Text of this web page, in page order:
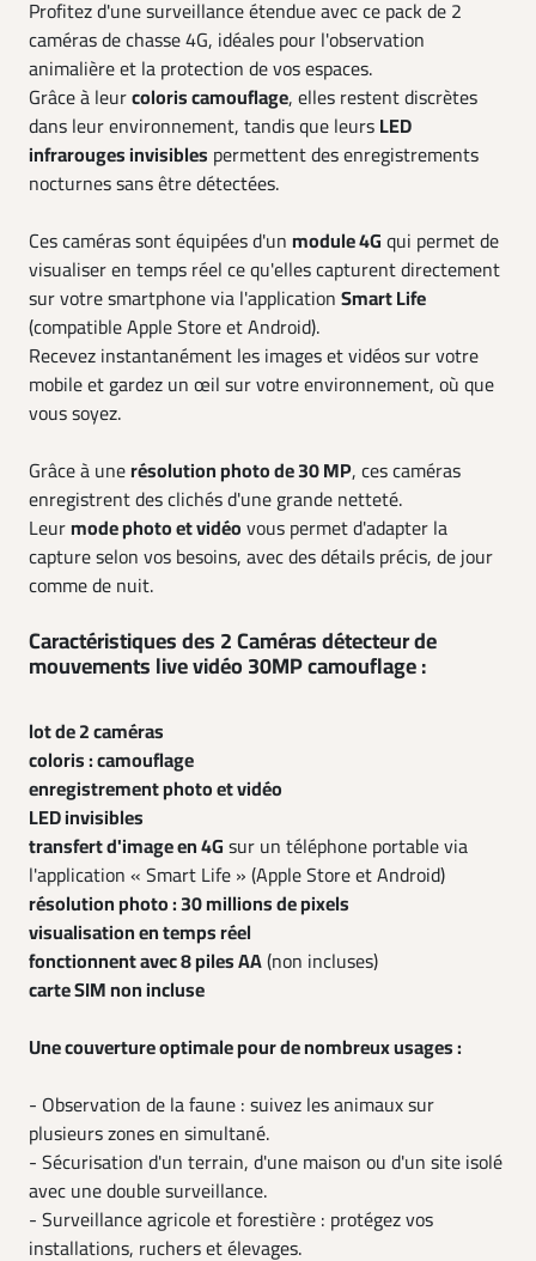
Profitez d'une surveillance étendue avec ce pack de 2
caméras de chasse 4G, idéales pour l'observation
animalière et la protection de vos espaces.
Grâce à leurcoloris camouflage, elles restent discrètes
dans leur environnement, tandis que leurs LED
infrarouges invisibles permettent des enregistrements
nocturnes sans être détectées.
Ces caméras sont équipées d'un module 4G qui permet de
visualiser en temps réel ce qu'elles capturent directement
sur votre smartphone via l'application Smart Life
(compatible Apple Store et Android).
Recevez instantanément les images et vidéos sur votre
mobile et gardez un œil sur votre environnement, où que
vous soyez.
Grâce à unerésolution photo de 30 MP, ces caméras
enregistrent des clichés d'une grande netteté.
Leurmode photo et vidéo vous permet d'adapter la
capture selon vos besoins, avec des détails précis, de jour
comme de nuit.
Caractéristiques des 2 Caméras détecteur de
mouvements live vidéo 30MP camouflage :
lot de 2 caméras
coloris : camouflage
enregistrement photo et vidéo
LED invisibles
transfert d'image en 4G sur un téléphone portable via
l'application « Smart Life » (Apple Store et Android)
résolution photo : 30 millions de pixels
visualisation en temps réel
fonctionnent avec 8 piles AA(non incluses)
carte SIM non incluse
Une couverture optimale pour de nombreux usages :
- Observation de la faune : suivez les animaux sur
plusieurs zones en simultané.
- Sécurisation d'un terrain, d'une maison ou d'un site isolé
avec une double surveillance.
- Surveillance agricole et forestière : protégez vos
installations, ruchers et élevages.